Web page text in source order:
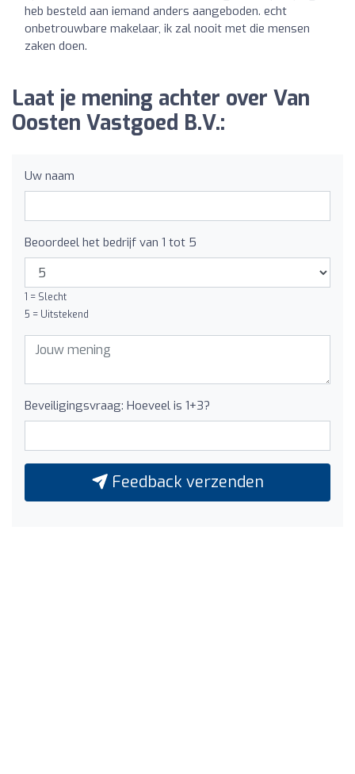
heb besteld aan iemand anders aangeboden. echt
onbetrouwbare makelaar, ik zal nooit met die mensen
zaken doen.
Laat je mening achter over Van
Oosten Vastgoed B.V.:
Uw naam
Beoordeel het bedrijf van 1 tot 5
1 = Slecht
5 = Uitstekend
Beveiligingsvraag: Hoeveel is 1+3?
Feedback verzenden